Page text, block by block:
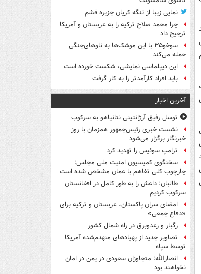
نمایی زیبا از تنگه کریان جزیره قشم
چرا محمد صلاح ترکیه را به عربستان و آمریکا
ترجیح داد
سوخو۳۵ با این موشک‌ها به ناوهای‌جنگی
حمله می‌کند
این دیپلماسی نمایشی، شکست خورده است
باید افراد کارآمدتر را به کار گرفت
آخرین اخبار
توسل رفیق آرژانتینی نتانیاهو به سرکوب
نشست خبری رئیس‌جمهور همزمان با روز
خبرنگار برگزار می‌شود
ترامپ سوئیس را تهدید کرد
سخنگوی کمیسیون امنیت ملی مجلس:
چارچوب کلی تفاهم با عمان مشخص شده است
طالبان: داعش را به طور کامل در افغانستان
سرکوب کردیم
امضای سران پاکستان، عربستان و ترکیه برای
«دفاع جمعی»
رگبار و رعدوبرق در راه شمال کشور
تصاویر جدید از پهپادهای منهدم‌شده آمریکا
توسط سپاه
انصارالله: متجاوزان سعودی در یمن در امان
نخواهند بود